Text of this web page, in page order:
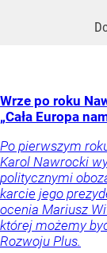
Wrze po roku
„Cała Europa
Po pierwszym
Karol Nawrocki
politycznymi
karcie jego
ocenia Mariusz
której możemy
Rozwoju Plus.